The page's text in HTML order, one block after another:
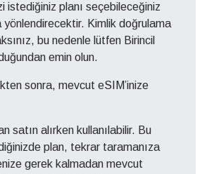
istediğiniz planı seçebileceğiniz
yönlendirecektir. Kimlik doğrulama
bu nedenle lütfen Birincil
emin olun.
sonra, mevcut eSIM’inize
satın alırken kullanılabilir. Bu
plan, tekrar taramanıza
gerek kalmadan mevcut